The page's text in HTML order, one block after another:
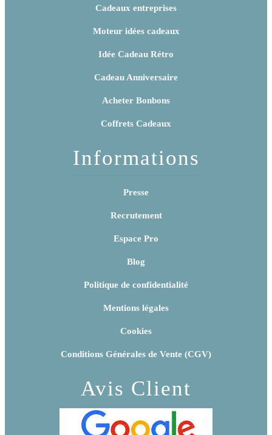
Cadeaux entreprises
Moteur idées cadeaux
Idée Cadeau Rétro
Cadeau Anniversaire
Acheter Bonbons
Coffrets Cadeaux
Informations
Presse
Recrutement
Espace Pro
Blog
Politique de confidentialité
Mentions légales
Cookies
Conditions Générales de Vente (CGV)
Avis Client